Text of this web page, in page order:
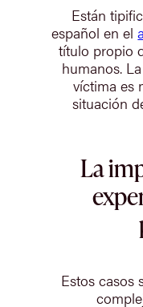
Están
español en el
título propio
humanos.
víctima es
situación
La
Estos casos